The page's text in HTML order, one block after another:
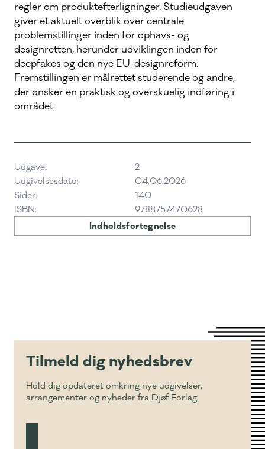
regler om produktefterligninger. Studieudgaven
giver et aktuelt overblik over centrale
problemstillinger inden for ophavs- og
designretten, herunder udviklingen inden for
deepfakes og den nye EU-designreform.
Fremstillingen er målrettet studerende og andre,
der ønsker en praktisk og overskuelig indføring i
området.
Udgave:
2
Udgivelsesdato:
04.06.2026
Sider:
140
ISBN:
9788757470628
Indholdsfortegnelse
Tilmeld dig nyhedsbrev
Hold dig opdateret omkring nye udgivelser,
arrangementer og nyheder fra Djøf Forlag.